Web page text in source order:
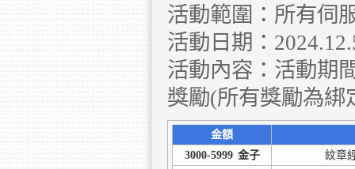
活動範圍：所有伺
活動日期：
活動內容：活動期
獎勵(所有獎勵為綁
金額
3000-5999 金子
紋章